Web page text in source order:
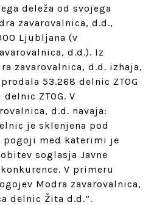
deleža od svojega
zavarovalnica, d.d.,
Ljubljana (v
d.d.). Iz
zavarovalnica, d.d. izhaja,
53.268 delnic ZTOG
ZTOG. V
d.d. navaja:
je sklenjena pod
med katerimi je
soglasja Javne
V primeru
Modra zavarovalnica,
delnic Žita d.d.”.